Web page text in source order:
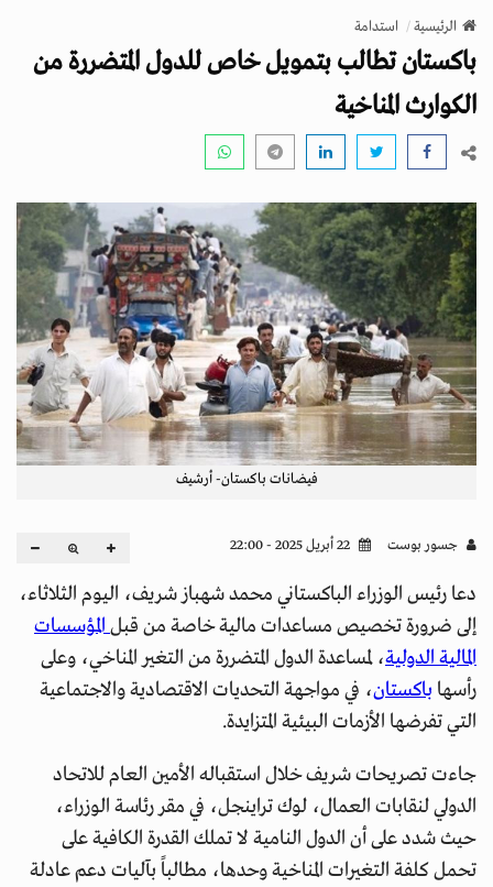
v
g
a
t
n
الرئيسية استدامة
باكستان تطالب بتمويل خاص للدول المتضررة من
الكوارث المناخية
فيضانات باكستان- أرشيف
جسور بوست
دعا رئيس الوزراء الباكستاني محمد شهباز شريف، اليوم الثلاثاء،
إلى ضرورة تخصيص مساعدات مالية خاصة من قبلالمؤسسات
المالية الدولية، لمساعدة الدول المتضررة من التغير المناخي، وعلى
رأسها باكستان، في مواجهة التحديات الاقتصادية والاجتماعية
التي تفرضها الأزمات البيئية المتزايدة.
جاءت تصريحات شريف خلال استقباله الأمين العام للاتحاد
الدولي لنقابات العمال، لوك تراينجل، في مقر رئاسة الوزراء،
حيث شدد على أن الدول النامية لا تملك القدرة الكافية على
تحمل كلفة التغيرات المناخية وحدها، مطالباً بآليات دعم عادلة